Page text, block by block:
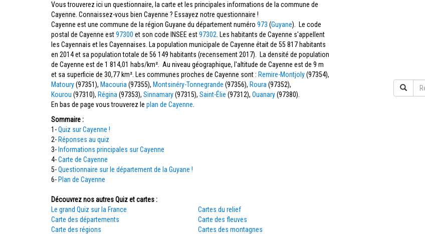
Vous trouverez ici un questionnaire, la carte et les principales informations de la commune de
Cayenne. Connaissez-vous bien Cayenne ? Essayez notre questionnaire !
Cayenne est une commune de la région Guyane du département numéro 973 (Guyane). Le code
postal de Cayenne est97300 et son code INSEE est97302 . Les habitants de Cayenne s'appellent
les Cayennais et les Cayennaises. La population municipale de Cayenne était de 55 817 habitants
en 2014 et sa population totale de 56 149 habitants (recensement 2017). La densité de population
de Cayenne est de 1 814,01 habs/km². Au niveau géographique, l'altitude de Cayenne est de 9 m
et sa superficie de 30,77 km². Les communes proches de Cayenne sont : Remire-Montjoly(97354),
Matoury(97351), Macouria (97355), Montsinéry-Tonnegrande (97356), Roura (97352),
Kourou (97310), Régina (97353), Sinnamary(97315), Saint-Élie (97312), Ouanary(97380).
En bas de page vous trouverez le plan de Cayenne
Sommaire :
1-Quiz sur Cayenne !
2- Réponses au quiz
3- Informations principales sur Cayenne
4-Carte de Cayenne
5-Questionnaire sur le département de la Guyane !
6- Plan de Cayenne
Découvrez nos autres Quiz et cartes :
Le grand Quiz sur la France
Carte des départements
Carte des régions
Cartes du relief
Carte des fleuves
Cartes des montagnes